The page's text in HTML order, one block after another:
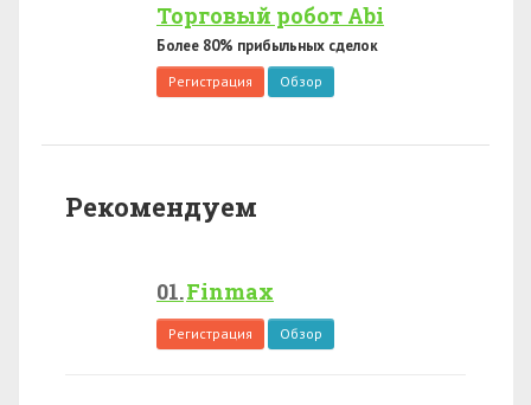
Торговый робот Abi
Более 80% прибыльных сделок
Регистрация Обзор
Рекомендуем
Finmax
Регистрация Обзор